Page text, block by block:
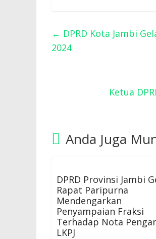
← DPRD Kota Jambi
2024
Ketua
Anda Juga
DPRD Provinsi Jambi
Rapat Paripurna
Mendengarkan
Penyampaian Fraksi
Terhadap Nota
LKPJ